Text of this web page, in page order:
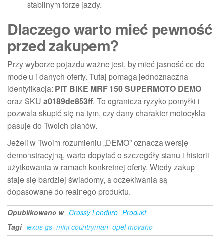
stabilnym torze jazdy.
Dlaczego warto mieć pewność
przed zakupem?
Przy wyborze pojazdu ważne jest, by mieć jasność co do
modelu i danych oferty. Tutaj pomaga jednoznaczna
identyfikacja: PIT BIKE MRF 150 SUPERMOTO DEMO
oraz SKU a0189de853ff. To ogranicza ryzyko pomyłki i
pozwala skupić się na tym, czy dany charakter motocykla
pasuje do Twoich planów.
Jeżeli w Twoim rozumieniu „DEMO” oznacza wersję
demonstracyjną, warto dopytać o szczegóły stanu i historii
użytkowania w ramach konkretnej oferty. Wtedy zakup
staje się bardziej świadomy, a oczekiwania są
dopasowane do realnego produktu.
Opublikowano w Crossy i enduro Produkt
Tagi lexus gs mini countryman opel movano